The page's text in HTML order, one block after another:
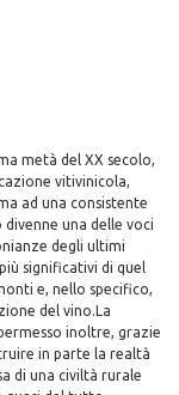
metà del XX secolo,
vitivinicola,
ad una consistente
una delle voci
degli ultimi
significativi di quel
e, nello specifico,
del vino.La
inoltre, grazie
in parte la realtà
di una civiltà rurale